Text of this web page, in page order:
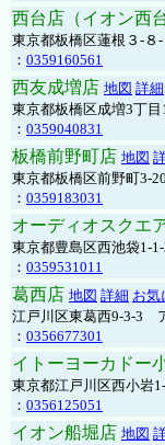
西台店（イオン西
東京都板橋区蓮根３-
： 0359160561
西友成増店 地図 詳細
東京都板橋区成増3丁
： 0359040831
板橋前野町店 地図
東京都板橋区前野町3-
： 0359183031
オーディオスクエ
東京都豊島区西池袋
： 0359531011
葛西店 地図 詳細 お気
江戸川区東葛西9-3-3
： 0356677301
イトーヨーカドー
東京都江戸川区西小岩
： 0356125051
イオン船堀店 地図